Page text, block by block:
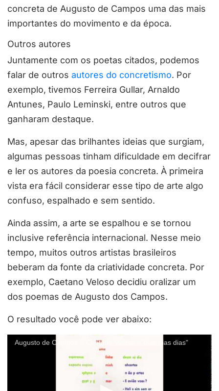
concreta de Augusto de Campos uma das mais
importantes do movimento e da época.
Outros autores
Juntamente com os poetas citados, podemos
falar de outros autores do concretismo. Por
exemplo, tivemos Ferreira Gullar, Arnaldo
Antunes, Paulo Leminski, entre outros que
ganharam destaque.
Mas, apesar das brilhantes ideias que surgiam,
algumas pessoas tinham dificuldade em decifrar
e ler os autores da poesia concreta. À primeira
vista era fácil considerar esse tipo de arte algo
confuso, espalhado e sem sentido.
Ainda assim, a arte se espalhou e se tornou
inclusive referência internacional. Nesse meio
tempo, muitos outros artistas brasileiros
beberam da fonte da criatividade concreta. Por
exemplo, Caetano Veloso decidiu oralizar um
dos poemas de Augusto dos Campos.
O resultado você pode ver abaixo:
Augusto de Campos & Caetano Veloso - "dias dias dias"